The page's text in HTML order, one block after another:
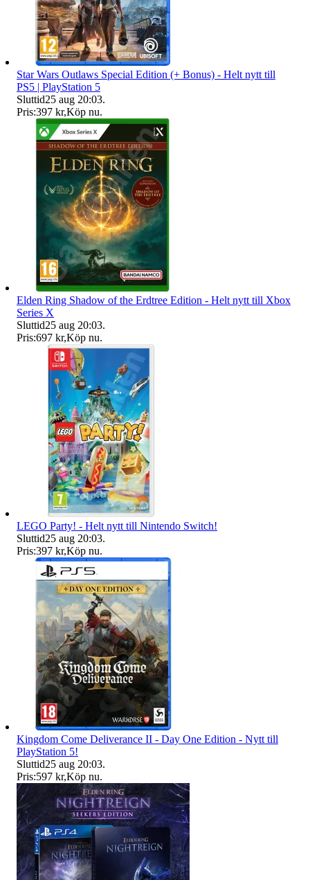
Star Wars Outlaws Special Edition (+ Bonus) - Helt nytt till
PS5 | PlayStation 5
Sluttid25 aug 20:03.
Pris:397 kr,Köp nu.
Elden Ring Shadow of the Erdtree Edition - Helt nytt till Xbox
Series X
Sluttid25 aug 20:03.
Pris:697 kr,Köp nu.
LEGO Party! - Helt nytt till Nintendo Switch!
Sluttid25 aug 20:03.
Pris:397 kr,Köp nu.
Kingdom Come Deliverance II - Day One Edition - Nytt till
PlayStation 5!
Sluttid25 aug 20:03.
Pris:597 kr,Köp nu.